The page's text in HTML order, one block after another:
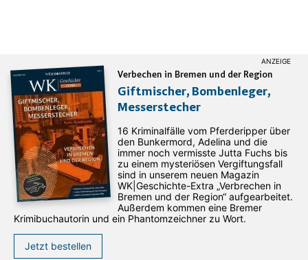
Verbechen in Bremen und der Region
Giftmischer, Bombenleger,
Messerstecher
16 Kriminalfälle vom Pferderipper über
den Bunkermord, Adelina und die
immer noch vermisste Jutta Fuchs bis
zu einem mysteriösen Vergiftungsfall
sind in unserem neuen Magazin
WK|Geschichte-Extra „Verbrechen in
Bremen und der Region“ aufgearbeitet.
Außerdem kommen eine Bremer
Krimibuchautorin und ein Phantomzeichner zu Wort.
Jetzt bestellen